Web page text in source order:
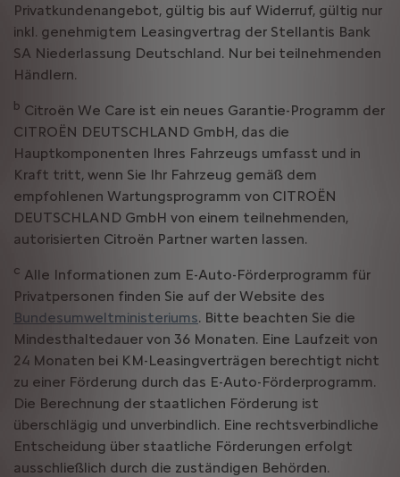
Privatkundenangebot, gültig bis auf Widerruf, gültig nur
inkl. genehmigtem Leasingvertrag der Stellantis Bank
SA Niederlassung Deutschland. Nur bei teilnehmenden
Händlern.
b Citroën We Care ist ein neues Garantie-Programm der
CITROËN DEUTSCHLAND GmbH, das die
Hauptkomponenten Ihres Fahrzeugs umfasst und in
Kraft tritt, wenn Sie Ihr Fahrzeug gemäß dem
empfohlenen Wartungsprogramm von CITROËN
DEUTSCHLAND GmbH von einem teilnehmenden,
autorisierten Citroën Partner warten lassen.
c Alle Informationen zum E-Auto-Förderprogramm für
Privatpersonen finden Sie auf der Website des
Bundesumweltministeriums. Bitte beachten Sie die
Mindesthaltedauer von 36 Monaten. Eine Laufzeit von
24 Monaten bei KM-Leasingverträgen berechtigt nicht
zu einer Förderung durch das E-Auto-Förderprogramm.
Die Berechnung der staatlichen Förderung ist
überschlägig und unverbindlich. Eine rechtsverbindliche
Entscheidung über staatliche Förderungen erfolgt
ausschließlich durch die zuständigen Behörden.